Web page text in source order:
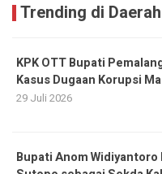
Trending di Daerah
KPK OTT Bupati
Kasus Dugaan Korupsi
29 Juli 2026
Bupati Anom Widiyantoro